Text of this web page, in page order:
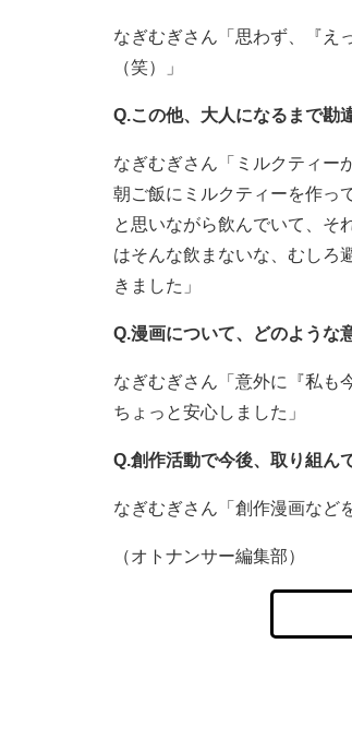
なぎむぎさん「思わず、『え
（笑）」
Q.この他、大人になるまで勘
なぎむぎさん「ミルクティー
朝ご飯にミルクティーを作っ
と思いながら飲んでいて、そ
はそんな飲まないな、むしろ
きました」
Q.漫画について、どのような
なぎむぎさん「意外に『私も
ちょっと安心しました」
Q.創作活動で今後、取り組ん
なぎむぎさん「創作漫画など
（オトナンサー編集部）